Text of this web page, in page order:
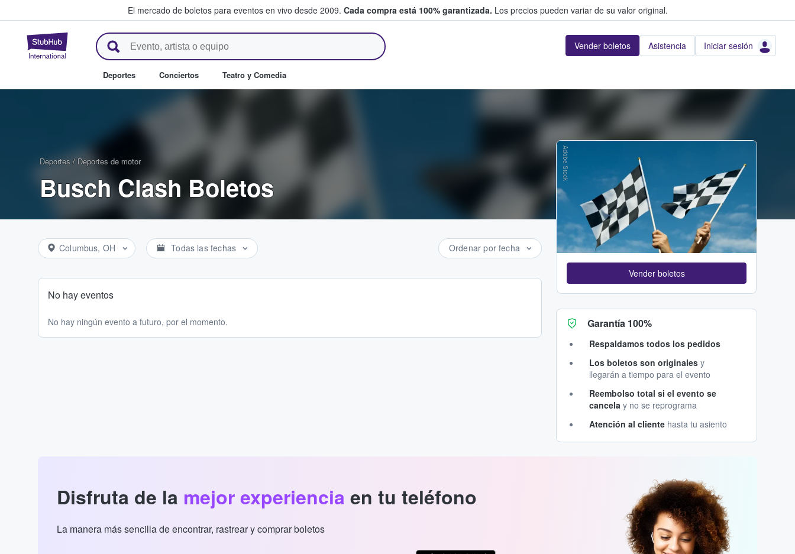
El mercado de boletos para eventos en vivo desde 2009. Cada compra está 100% garantizada. Los precios pueden variar de su valor original.
StubHub: donde los fans compran y venden boletos Vender boletos Asistencia Iniciar sesión
Deportes Conciertos Teatro y Comedia
Deportes / Deportes de motor
Busch Clash Boletos
Columbus, OH Todas las fechas Ordenar por fecha
No hay eventos
No hay ningún evento a futuro, por el momento.
Adobe Stock
Vender boletos
Garantía 100%
Respaldamos todos los pedidos
Los boletos son originales y
llegarán a tiempo para el evento
Reembolso total si el evento se
cancela y no se reprograma
Atención al cliente hasta tu asiento
Disfruta de la mejor experiencia en tu teléfono
La manera más sencilla de encontrar, rastrear y comprar boletos